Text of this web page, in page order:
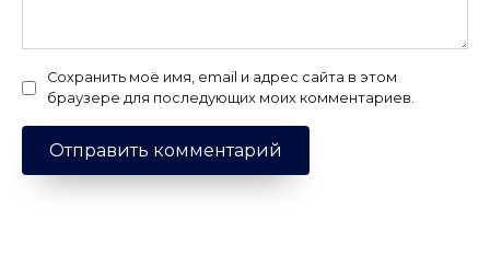
Сохранить моё имя, email и адрес сайта в этом
браузере для последующих моих комментариев.